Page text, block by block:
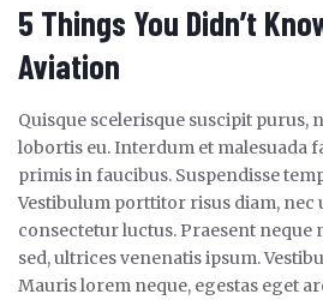
5 Things You Didn’t
Aviation
Quisque scelerisque suscipit purus,
lobortis eu. Interdum et malesuada
primis in faucibus. Suspendisse
Vestibulum porttitor risus diam, nec
consectetur luctus. Praesent neque
sed, ultrices venenatis ipsum.
Mauris lorem neque, egestas eget